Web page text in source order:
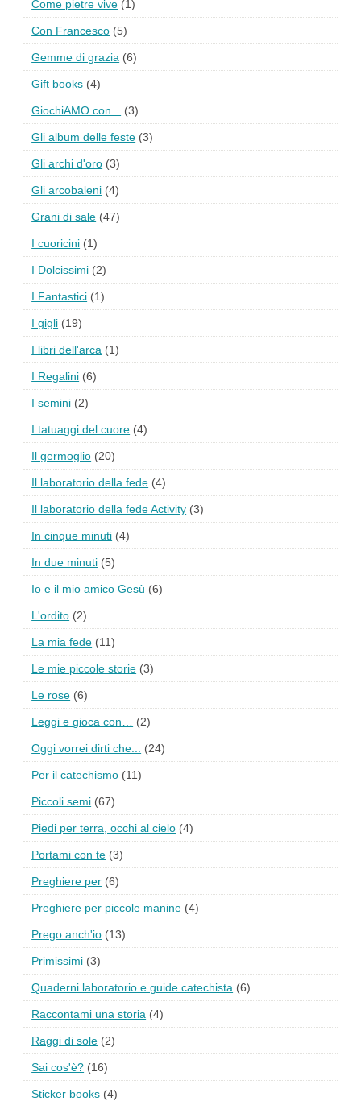
Come pietre vive (1)
Con Francesco (5)
Gemme di grazia (6)
Gift books (4)
GiochiAMO con... (3)
Gli album delle feste (3)
Gli archi d'oro (3)
Gli arcobaleni (4)
Grani di sale (47)
I cuoricini (1)
I Dolcissimi (2)
I Fantastici (1)
I gigli (19)
I libri dell'arca (1)
I Regalini (6)
I semini (2)
I tatuaggi del cuore (4)
Il germoglio (20)
Il laboratorio della fede (4)
Il laboratorio della fede Activity (3)
In cinque minuti (4)
In due minuti (5)
Io e il mio amico Gesù (6)
L'ordito (2)
La mia fede (11)
Le mie piccole storie (3)
Le rose (6)
Leggi e gioca con… (2)
Oggi vorrei dirti che... (24)
Per il catechismo (11)
Piccoli semi (67)
Piedi per terra, occhi al cielo (4)
Portami con te (3)
Preghiere per (6)
Preghiere per piccole manine (4)
Prego anch'io (13)
Primissimi (3)
Quaderni laboratorio e guide catechista (6)
Raccontami una storia (4)
Raggi di sole (2)
Sai cos'è? (16)
Sticker books (4)